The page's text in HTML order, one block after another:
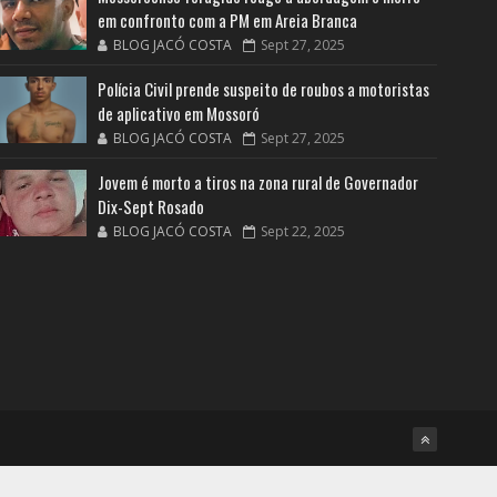
em confronto com a PM em Areia Branca
BLOG JACÓ COSTA Sept 27, 2025
Polícia Civil prende suspeito de roubos a motoristas
de aplicativo em Mossoró
BLOG JACÓ COSTA Sept 27, 2025
Jovem é morto a tiros na zona rural de Governador
Dix-Sept Rosado
BLOG JACÓ COSTA Sept 22, 2025